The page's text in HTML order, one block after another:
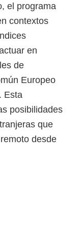
el programa
contextos
en
de
Europeo
Esta
posibilidades
que
desde